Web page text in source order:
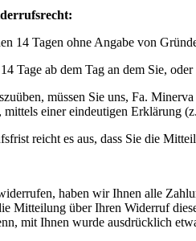
14 Tagen ohne Angabe von
Tage ab dem Tag an dem Sie,
müssen Sie uns, Fa.
mittels einer eindeutigen Erklärung
reicht es aus, dass Sie die
haben wir Ihnen alle
Mitteilung über Ihren Widerruf
mit Ihnen wurde ausdrücklich